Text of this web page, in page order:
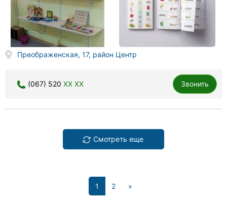
Преображенская, 17, район Центр
(067) 520 XX XX Звонить
Смотреть еще
1 (current)
2 »